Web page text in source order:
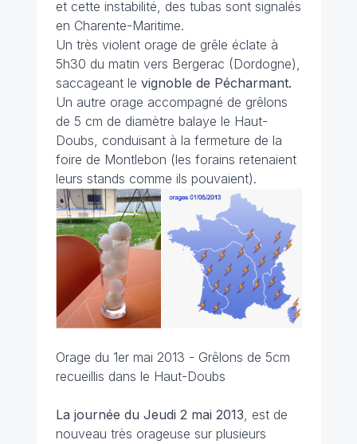
et cette instabilité, des tubas sont signalés
en Charente-Maritime.
Un très violent orage de grêle éclate à
5h30 du matin vers Bergerac (Dordogne),
saccageant le vignoble de Pécharmant.
Un autre orage accompagné de grêlons
de 5 cm de diamètre balaye le Haut-
Doubs, conduisant à la fermeture de la
foire de Montlebon (les forains retenaient
leurs stands comme ils pouvaient).
Orage du 1er mai 2013 - Grêlons de 5cm
recueillis dans le Haut-Doubs
La journée du Jeudi 2 mai 2013, est de
nouveau très orageuse sur plusieurs